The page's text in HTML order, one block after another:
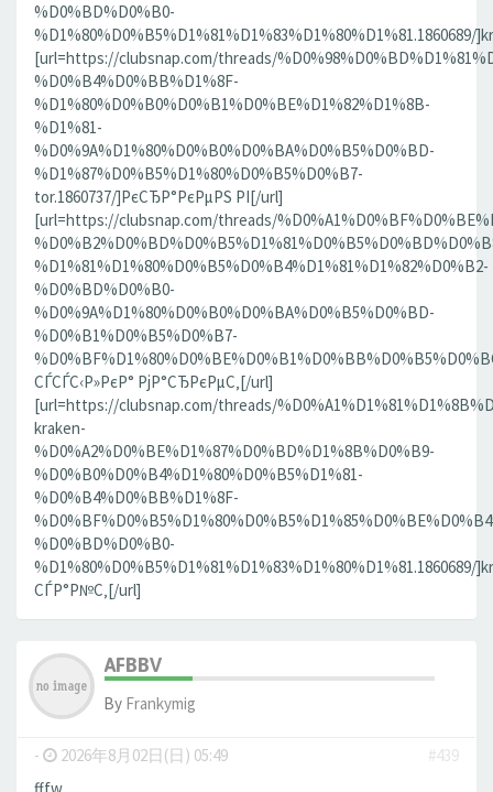
%D0%BD%D0%B0-
%D1%80%D0%B5%D1%81%D1%83%D1%80%D1%81.1860689/
[url=https://clubsnap.com/threads/
%D0%B4%D0%BB%D1%8F-
%D1%80%D0%B0%D0%B1%D0%BE%D1%82%D1%8B-
%D1%81-
%D0%9A%D1%80%D0%B0%D0%BA%D0%B5%D0%BD-
%D1%87%D0%B5%D1%80%D0%B5%D0%B7-
tor.1860737/]РєСЂР°РєРµРЅ РІ[/url]
[url=https://clubsnap.com/threads/
%D1%81%D1%80%D0%B5%D0%B4%D1%81%D1%82%D0%B2-
%D0%BD%D0%B0-
%D0%9A%D1%80%D0%B0%D0%BA%D0%B5%D0%BD-
%D0%B1%D0%B5%D0%B7-
СЃСЃС‹Р»РєР° РјР°СЂРєРµС‚[/url]
[url=https://clubsnap.com/threads/
kraken-
%D0%A2%D0%BE%D1%87%D0%BD%D1%8B%D0%B9-
%D0%B0%D0%B4%D1%80%D0%B5%D1%81-
%D0%B4%D0%BB%D1%8F-
%D0%BD%D0%B0-
%D1%80%D0%B5%D1%81%D1%83%D1%80%D1%81.1860689/
СЃР°Р№С‚[/url]
AFBBV
By Frankymig
- 2026年8月02日(日) 05:49
#439